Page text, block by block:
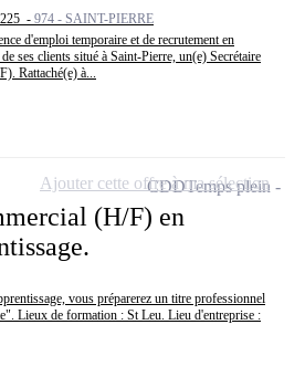
- 974 - SAINT-PIERRE
d'emploi temporaire et de recrutement en
ses clients situé à Saint-Pierre, un(e) Secrétaire
Rattaché(e) à...
(H/F) en
vous préparerez un titre professionnel
Lieux de formation : St Leu. Lieu d'entreprise :
CDDTemps plein
Ajouter cette offre à ma sélection